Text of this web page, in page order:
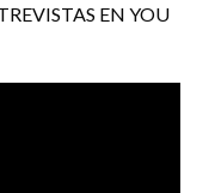
EN YOU